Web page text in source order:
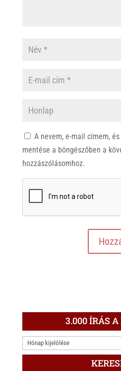
A nevem, e-mail címem,
mentése a böngészőben a
hozzászólásomhoz.
3.000 ÍRÁS A
3.000
ÍRÁS